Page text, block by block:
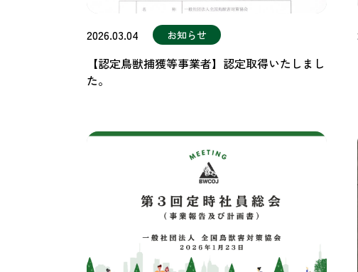
2026.03.04 お知らせ
【認定鳥獣捕獲等事業者】認定取得いたしまし
た。